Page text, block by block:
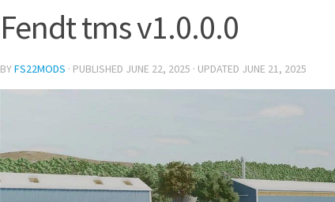
Fendt tms v1.0.0.0
BYFS22MODS · PUBLISHED JUNE 22, 2025 · UPDATED JUNE 21, 2025